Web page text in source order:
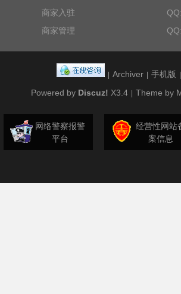
商家入驻
商家管理
Archiver 手机版
Powered by Discuz! X3.4 Theme by
网络警察报警
平台
经营性网站
案信息